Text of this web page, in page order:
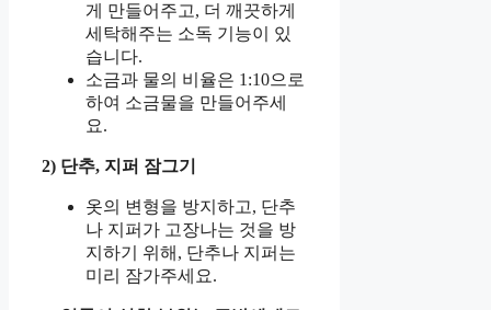
게 만들어주고, 더 깨끗하게
세탁해주는 소독 기능이 있
습니다.
소금과 물의 비율은 1:10으로
하여 소금물을 만들어주세
요.
2) 단추, 지퍼 잠그기
옷의 변형을 방지하고, 단추
나 지퍼가 고장나는 것을 방
지하기 위해, 단추나 지퍼는
미리 잠가주세요.